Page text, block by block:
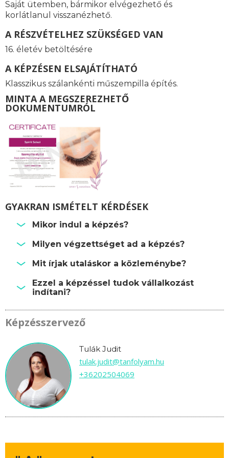
Saját ütemben, bármikor elvégezhető és
korlátlanul visszanézhető.
A RÉSZVÉTELHEZ SZÜKSÉGED VAN
16. életév betöltésére
A KÉPZÉSEN ELSAJÁTÍTHATÓ
Klasszikus szálankénti műszempilla építés.
MINTA A MEGSZEREZHETŐ
DOKUMENTUMRÓL
GYAKRAN ISMÉTELT KÉRDÉSEK
Mikor indul a képzés?
Milyen végzettséget ad a képzés?
Mit írjak utaláskor a közleménybe?
Ezzel a képzéssel tudok vállalkozást
indítani?
Képzésszervező
Tulák Judit
tulak.judit@tanfolyam.hu
+36202504069